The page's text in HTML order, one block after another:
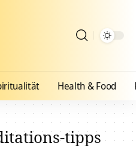
Health & Food
tipps